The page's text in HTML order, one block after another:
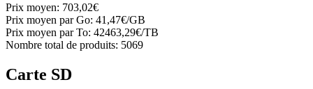
Prix moyen: 703,02€
Prix moyen par Go: 41,47€/GB
Prix moyen par To: 42463,29€/TB
Nombre total de produits: 5069
Carte SD